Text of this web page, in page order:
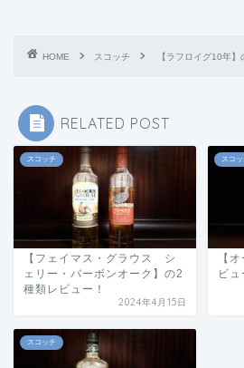
HOME スコッチ 【ラフロイグ10年】
RELATED POST
スコッチ
【フェイマス・グラウス シ
ェリー・バーボンオーク】の2
種類レビュー！
2024年4月15日
スコッ
【
ビュ
スコッチ